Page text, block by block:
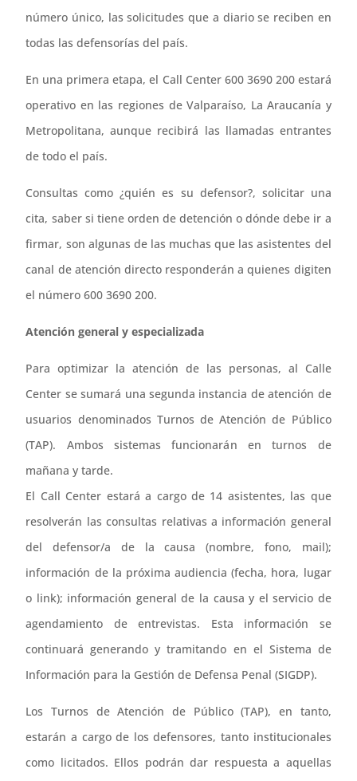
número único, las solicitudes que a diario se reciben en
todas las defensorías del país.
En una primera etapa, el Call Center 600 3690 200 estará
operativo en las regiones de Valparaíso, La Araucanía y
Metropolitana, aunque recibirá las llamadas entrantes
de todo el país.
Consultas como ¿quién es su defensor?, solicitar una
cita, saber si tiene orden de detención o dónde debe ir a
firmar, son algunas de las muchas que las asistentes del
canal de atención directo responderán a quienes digiten
el número 600 3690 200.
Atención general y especializada
Para optimizar la atención de las personas, al Calle
Center se sumará una segunda instancia de atención de
usuarios denominados Turnos de Atención de Público
(TAP). Ambos sistemas funcionarán en turnos de
mañana y tarde.
El Call Center estará a cargo de 14 asistentes, las que
resolverán las consultas relativas a información general
del defensor/a de la causa (nombre, fono, mail);
información de la próxima audiencia (fecha, hora, lugar
o link); información general de la causa y el servicio de
agendamiento de entrevistas. Esta información se
continuará generando y tramitando en el Sistema de
Información para la Gestión de Defensa Penal (SIGDP).
Los Turnos de Atención de Público (TAP), en tanto,
estarán a cargo de los defensores, tanto institucionales
como licitados. Ellos podrán dar respuesta a aquellas